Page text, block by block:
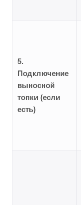
5.
Подключение
выносной
топки (если
есть)